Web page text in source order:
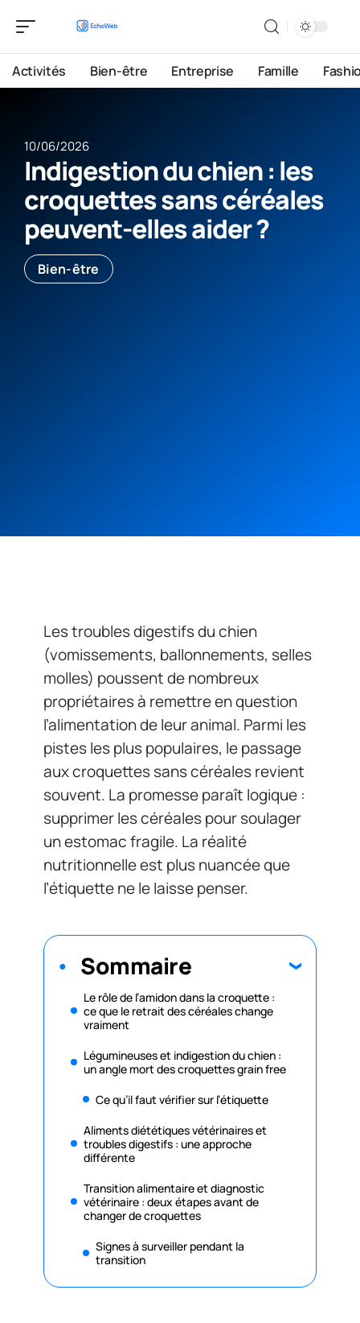
Activités Bien-être Entreprise Famille
10/06/2026
Indigestion du chien : les
croquettes sans céréales
peuvent-elles aider ?
Bien-être
Les troubles digestifs du chien
(vomissements, ballonnements, selles
molles) poussent de nombreux
propriétaires à remettre en question
l’alimentation de leur animal. Parmi les
pistes les plus populaires, le passage
aux croquettes sans céréales revient
souvent. La promesse paraît logique :
supprimer les céréales pour soulager
un estomac fragile. La réalité
nutritionnelle est plus nuancée que
l’étiquette ne le laisse penser.
Sommaire
Le rôle de l’amidon dans la croquette :
ce que le retrait des céréales change
vraiment
Légumineuses et indigestion du chien :
un angle mort des croquettes grain free
Ce qu’il faut vérifier sur l’étiquette
Aliments diététiques vétérinaires et
troubles digestifs : une approche
différente
Transition alimentaire et diagnostic
vétérinaire : deux étapes avant de
changer de croquettes
Signes à surveiller pendant la
transition